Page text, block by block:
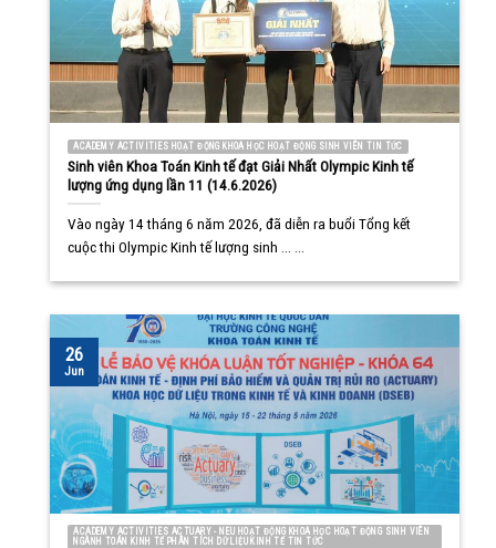
ACADEMY ACTIVITIES HOẠT ĐỘNG KHOA HỌC HOẠT ĐỘNG SINH VIÊN TIN TỨC
Sinh viên Khoa Toán Kinh tế đạt Giải Nhất Olympic Kinh tế
lượng ứng dụng lần 11 (14.6.2026)
Vào ngày 14 tháng 6 năm 2026, đã diễn ra buổi Tổng kết
cuộc thi Olympic Kinh tế lượng sinh ... ...
ACADEMY ACTIVITIES ACTUARY - NEU HOẠT ĐỘNG KHOA HỌC HOẠT ĐỘNG SINH VIÊN
NGÀNH TOÁN KINH TẾ PHÂN TÍCH DỮ LIỆU KINH TẾ TIN TỨC
26
Jun